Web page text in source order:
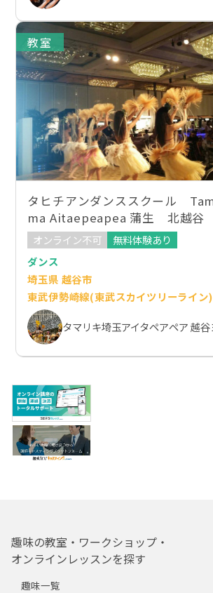
教室
タヒチアンダンススクール
ma Aitaepeapea 蒲生 北越
室 WAnest
オンライン不可
無料体験あり
ダンス
埼玉県 越谷市
東武伊勢崎線(東武スカイツリーライン
趣味の教室・ワークショップ・
オンラインレッスンを探す
趣味一覧